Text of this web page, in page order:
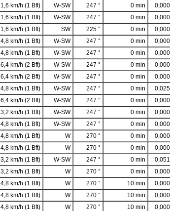
1,6 km/h (1 Bft) W-SW 247 ° 0 min
1,6 km/h (1 Bft) W-SW 247 ° 0 min
1,6 km/h (1 Bft) SW 225 ° 0 min
4,8 km/h (1 Bft) W-SW 247 ° 0 min
4,8 km/h (1 Bft) W-SW 247 ° 0 min
6,4 km/h (2 Bft) W-SW 247 ° 0 min
6,4 km/h (2 Bft) W-SW 247 ° 0 min
4,8 km/h (1 Bft) W-SW 247 ° 0 min
6,4 km/h (2 Bft) W-SW 247 ° 0 min
3,2 km/h (1 Bft) W-SW 247 ° 0 min
4,8 km/h (1 Bft) W-SW 247 ° 0 min
4,8 km/h (1 Bft) W 270 ° 0 min
4,8 km/h (1 Bft) W 270 ° 0 min
3,2 km/h (1 Bft) W-SW 247 ° 0 min
3,2 km/h (1 Bft) W 270 ° 0 min
4,8 km/h (1 Bft) W 270 ° 10 min
4,8 km/h (1 Bft) W 270 ° 10 min
4,8 km/h (1 Bft) W 270 ° 10 min